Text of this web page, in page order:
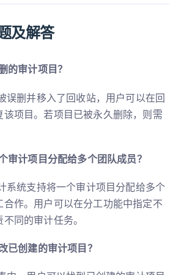
及解答
的审计项目？
误删并移入了回收站，用户可以在回
该项目。若项目已被永久删除，则需
审计项目分配给多个团队成员？
系统支持将一个审计项目分配给多个
合作。用户可以在分工功能中指定不
同的审计任务。
已创建的审计项目？